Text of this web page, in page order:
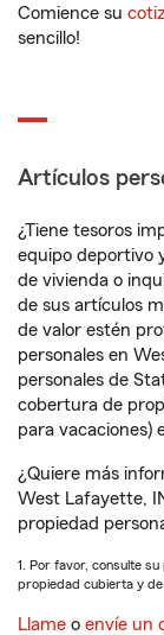
Comience su
sencillo!
Artículos
¿Tiene tesoros
equipo deportivo
de vivienda o
de sus artículos
de valor estén
personales en
personales de
cobertura de
para vacaciones)
¿Quiere más
West Lafayette,
propiedad
1. Por favor, consulte
propiedad cubierta y
Llame o envíe un